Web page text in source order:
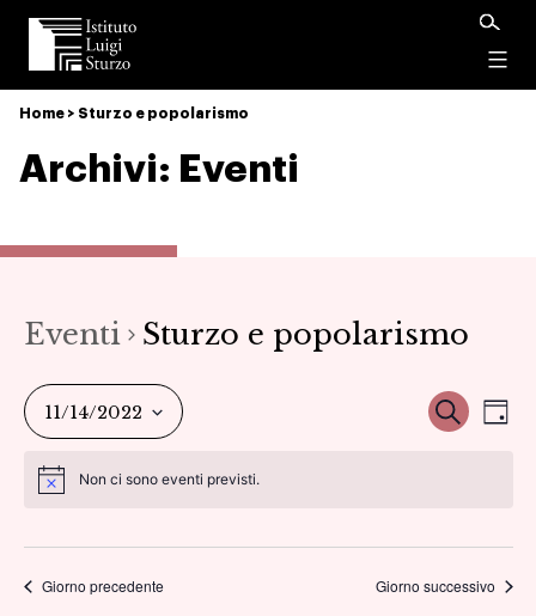
Istituto
Luigi
Sturzo
Home > Sturzo e popolarismo
Archivi: Eventi
Eventi Sturzo e popolarismo
viste
Cerca
11/14/2022
Non ci sono eventi previsti.
Giorno precedente Giorno successivo